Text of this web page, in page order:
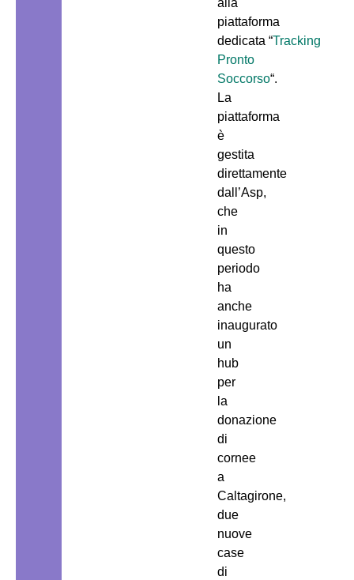
alla
piattaforma
dedicata “Tracking
Pronto
Soccorso“.
La
piattaforma
è
gestita
direttamente
dall’Asp,
che
in
questo
periodo
ha
anche
inaugurato
un
hub
per
la
donazione
di
cornee
a
Caltagirone,
due
nuove
case
di